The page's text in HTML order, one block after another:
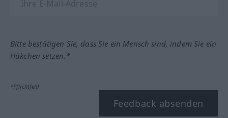
Bitte bestätigen Sie, dass Sie ein Mensch sind, indem Sie ein
Häkchen setzen.*
*Pflichtfeld
Feedback absenden